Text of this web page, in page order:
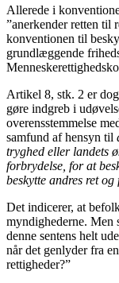
Allerede i
”anerkender retten til
konventionen til
grundlæggende
Artikel 8, stk. 2 er
gøre indgreb i
overensstemmelse
samfund af hensyn til
tryghed eller landets
forbrydelse, for at
beskytte andres ret og
Det indicerer, at
myndighederne. Men
denne sentens helt
når det genlyder fra
rettigheder?”